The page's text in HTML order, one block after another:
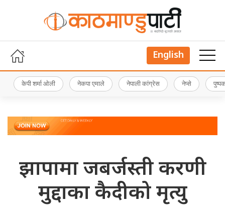
English
केपी शर्मा ओली नेकपा एमाले नेपाली कांग्रेस नेप्से
झापामा जबर्जस्ती करणी
मुद्दाका कैदीको मृत्यु